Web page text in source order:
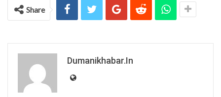
Share
Dumanikhabar.in